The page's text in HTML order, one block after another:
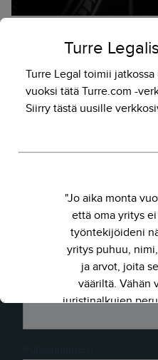
Ota
Turre
Turre Legal toimii
vuoksi tätä Turre.com -
Siirry tästä uusille
"Jo aika monta
että oma yritys
työntekijöideni
yritys puhuu,
ja arvot, joita
vääriltä. Vähän
juristinalkujen